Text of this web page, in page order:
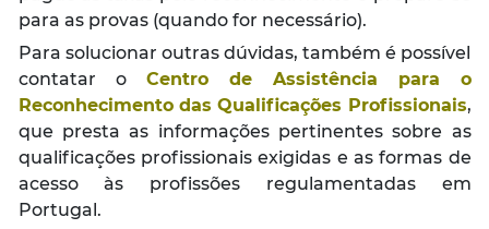
para as provas (quando for necessário).
Para solucionar outras dúvidas, também é possível
contatar o
Centro de Assistência para o
Reconhecimento das Qualificações Profissionais,
que presta as informações pertinentes sobre as
qualificações profissionais exigidas e as formas de
acesso às profissões regulamentadas em
Portugal.